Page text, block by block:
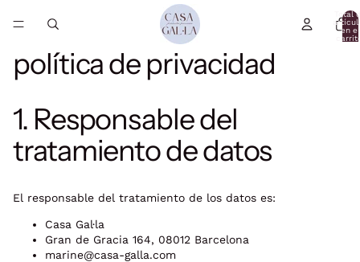
Total
en el
política de privacidad
1. Responsable del
tratamiento de datos
El responsable del tratamiento de los datos es:
Casa Gal·la
Gran de Gracia 164, 08012 Barcelona
marine@casa-galla.com